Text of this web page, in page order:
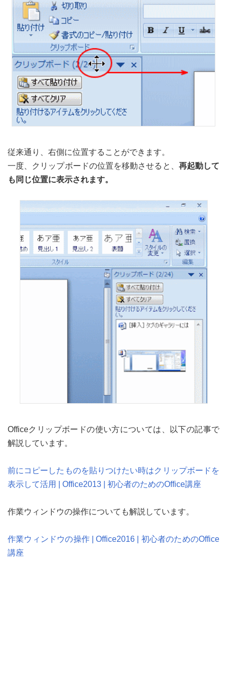
従来通り、右側に位置することができます。
一度、クリップボードの位置を移動させると、 再起動して
も同じ位置に表示されます。
Officeクリップボードの使い方については、以下の記事で
解説しています。
前にコピーしたものを貼りつけたい時はクリップボードを
表示して活用 | Office2013 | 初心者のためのOffice講座
作業ウィンドウの操作についても解説しています。
作業ウィンドウの操作 | Office2016 | 初心者のためのOffice
講座